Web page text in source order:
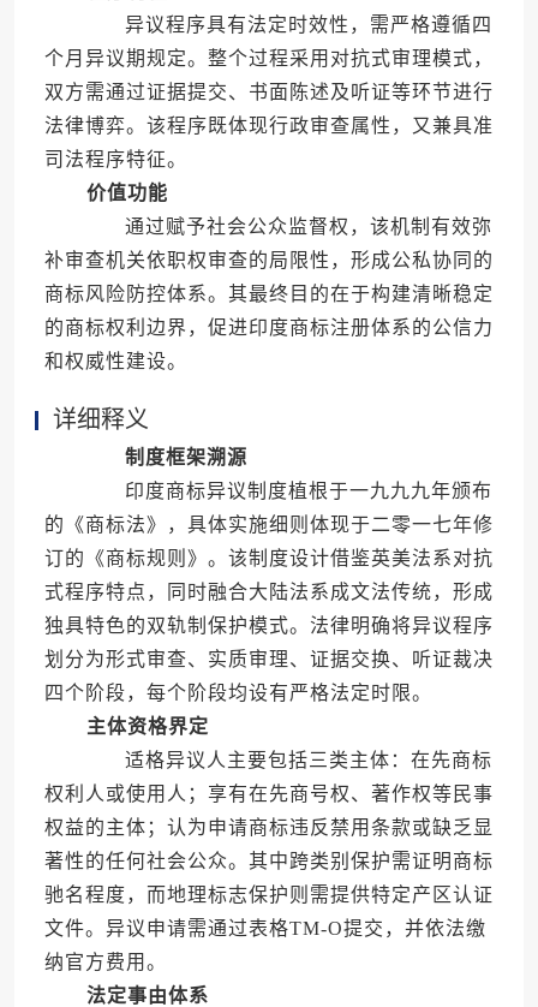
异议程序具有法定时效性，需严格遵循四
个月异议期规定。整个过程采用对抗式审理模式，
双方需通过证据提交、书面陈述及听证等环节进行
法律博弈。该程序既体现行政审查属性，又兼具准
司法程序特征。
价值功能
通过赋予社会公众监督权，该机制有效弥
补审查机关依职权审查的局限性，形成公私协同的
商标风险防控体系。其最终目的在于构建清晰稳定
的商标权利边界，促进印度商标注册体系的公信力
和权威性建设。
详细释义
制度框架溯源
印度商标异议制度植根于一九九九年颁布
的《商标法》，具体实施细则体现于二零一七年修
订的《商标规则》。该制度设计借鉴英美法系对抗
式程序特点，同时融合大陆法系成文法传统，形成
独具特色的双轨制保护模式。法律明确将异议程序
划分为形式审查、实质审理、证据交换、听证裁决
四个阶段，每个阶段均设有严格法定时限。
主体资格界定
适格异议人主要包括三类主体：在先商标
权利人或使用人；享有在先商号权、著作权等民事
权益的主体；认为申请商标违反禁用条款或缺乏显
著性的任何社会公众。其中跨类别保护需证明商标
驰名程度，而地理标志保护则需提供特定产区认证
文件。异议申请需通过表格TM-O提交，并依法缴
纳官方费用。
法定事由体系